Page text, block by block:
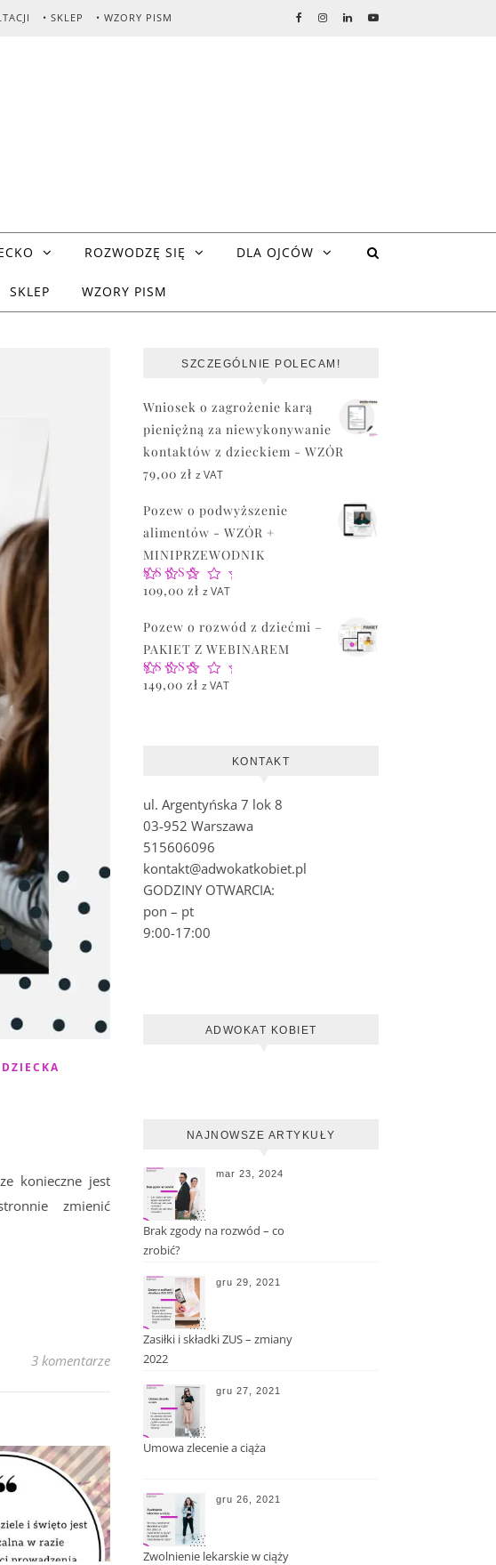
• SKLEP • WZORY PISM
ROZWODZĘ SIĘ DLA OJCÓW
SKLEP WZORY PISM
konieczne jest
zmienić
3 komentarze
SZCZEGÓLNIE POLECAM!
Wniosek o zagrożenie karą
pieniężną za niewykonywanie
kontaktów z dzieckiem - WZÓR
79,00 zł z VAT
Pozew o podwyższenie
alimentów - WZÓR +
MINIPRZEWODNIK
Oceniono
5.00
109,00 zł z VAT
Pozew o rozwód z dziećmi –
PAKIET Z WEBINAREM
Oceniono
5.00
149,00 zł z VAT
KONTAKT
ul. Argentyńska 7 lok 8
03-952 Warszawa
515606096
kontakt@adwokatkobiet.pl
GODZINY OTWARCIA:
pon – pt
9:00-17:00
ADWOKAT KOBIET
NAJNOWSZE ARTYKUŁY
mar 23, 2024
Brak zgody na rozwód – co
zrobić?
gru 29, 2021
Zasiłki i składki ZUS – zmiany
2022
gru 27, 2021
Umowa zlecenie a ciąża
gru 26, 2021
Zwolnienie lekarskie w ciąży